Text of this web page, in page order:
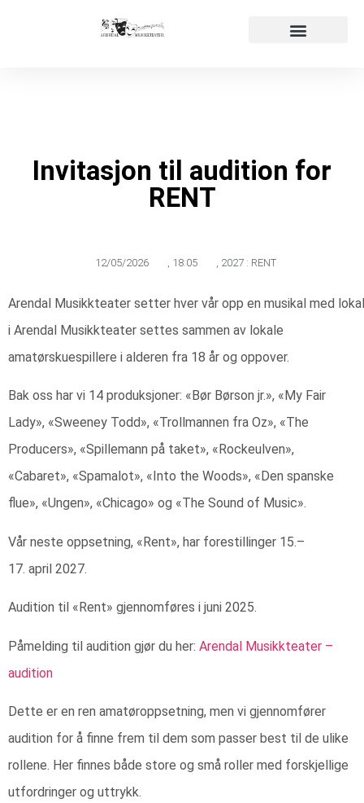
Invitasjon til audition for
RENT
12/05/2026 , 18:05 , 2027 : RENT
Arendal Musikkteater setter hver vår opp en musikal med
i Arendal Musikkteater settes sammen av lokale
amatørskuespillere i alderen fra 18 år og oppover.
Bak oss har vi 14 produksjoner: «Bør Børson jr.», «My Fair
Lady», «Sweeney Todd», «Trollmannen fra Oz», «The
Producers», «Spillemann på taket», «Rockeulven»,
«Cabaret», «Spamalot», «Into the Woods», «Den spanske
flue», «Ungen», «Chicago» og «The Sound of Music».
Vår neste oppsetning, «Rent», har forestillinger 15.–
17. april 2027.
Audition til «Rent» gjennomføres i juni 2025.
Påmelding til audition gjør du her: Arendal Musikkteater –
audition
Dette er en ren amatøroppsetning, men vi gjennomfører
audition for å finne frem til dem som passer best til de ulike
rollene. Her finnes både store og små roller med forskjellige
utfordringer og uttrykk.